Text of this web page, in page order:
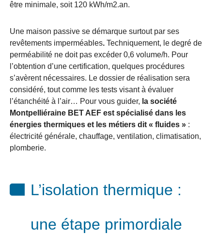
être minimale, soit 120 kWh/m2.an.
Une maison passive se démarque surtout par ses
revêtements imperméables. Techniquement, le degré de
perméabilité ne doit pas excéder 0,6 volume/h. Pour
l’obtention d’une certification, quelques procédures
s’avèrent nécessaires. Le dossier de réalisation sera
considéré, tout comme les tests visant à évaluer
l’étanchéité à l’air… Pour vous guider, la société
Montpelliéraine BET AEF est spécialisé dans les
énergies thermiques et les métiers dit « fluides » :
électricité générale, chauffage, ventilation, climatisation,
plomberie.
L’isolation thermique :
une étape primordiale